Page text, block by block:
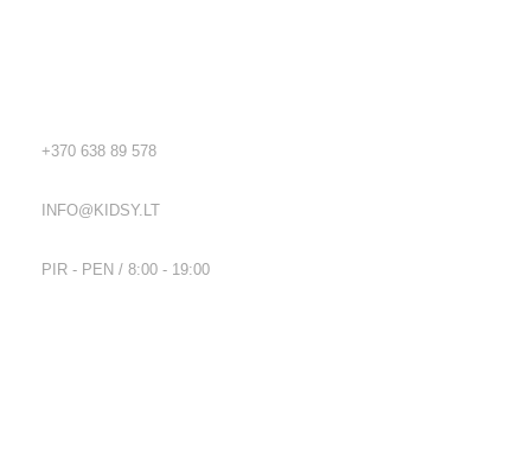
+370 638 89 578
INFO@KIDSY.LT
PIR - PEN / 8:00 - 19:00